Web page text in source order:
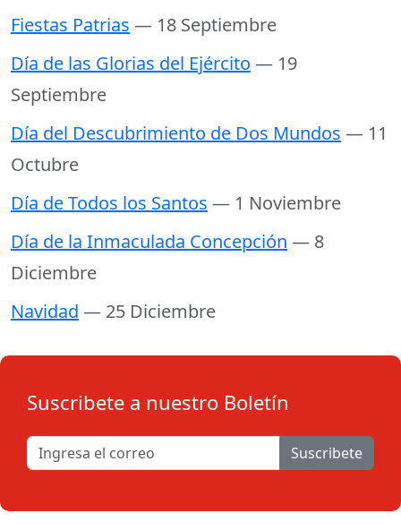
Fiestas Patrias — 18 Septiembre
Día de las Glorias del Ejército — 19
Septiembre
Día del Descubrimiento de Dos Mundos — 11
Octubre
Día de Todos los Santos — 1 Noviembre
Día de la Inmaculada Concepción — 8
Diciembre
Navidad — 25 Diciembre
Suscribete a nuestro Boletín
Suscribete